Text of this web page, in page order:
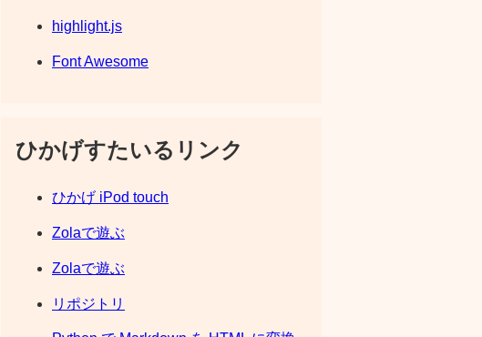
highlight.js
Font Awesome
ひかげすたいるリンク
ひかげ iPod touch
Zolaで遊ぶ
Zolaで遊ぶ
リポジトリ